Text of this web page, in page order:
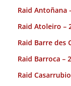
Raid Antoñana
Raid Atoleiro –
Raid Barre des
Raid Barroca –
Raid